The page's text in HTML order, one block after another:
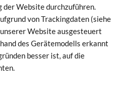
der Website durchzuführen.
von Trackingdaten (siehe
Website ausgesteuert
des Gerätemodells erkannt
besser ist, auf die